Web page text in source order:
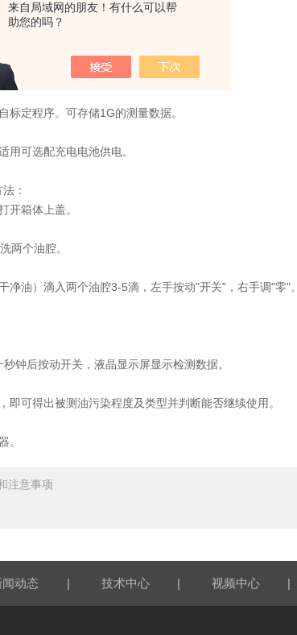
来自局域网的朋友！有什么可以帮
助您的吗？
，重复型好、测量精度高。
节不受粘度及压力的影响，保证测量精度。
定程序。可存储1G的测量数据。
可选配充电电池供电。
：
箱体上盖。
两个油腔。
油）滴入两个油腔3-5滴，左手按动"开关"，右手调"零"。
后按动开关，液晶显示屏显示检测数据。
可得出被测油污染程度及类型并判断能否继续使用。
。
注意事项
闻动态 | 技术中心 | 视频中心 |